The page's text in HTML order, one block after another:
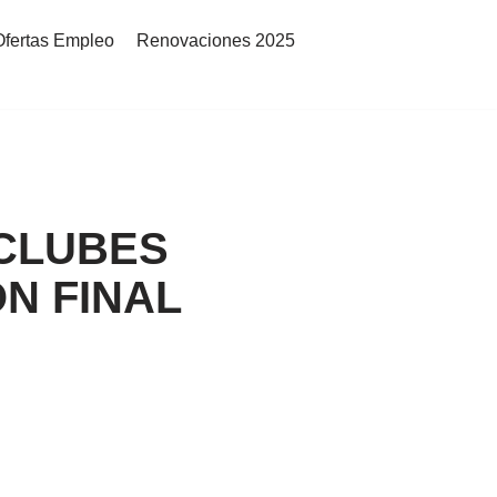
Empleo
Renovaciones 2025
FINAL